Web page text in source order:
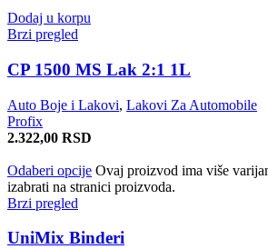
Dodaj u korpu
Brzi pregled
CP 1500 MS Lak 2:1 1L
Auto Boje i Lakovi, Lakovi Za Automobile
Profix
2.322,00 RSD
Odaberi opcije Ovaj proizvod ima više
izabrati na stranici proizvoda.
Brzi pregled
UniMix Binderi